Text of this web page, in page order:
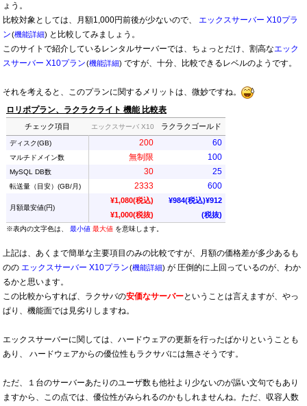
ょう。
比較対象としては、月額1,000円前後が少ないので、 エックスサーバー X10プラ
ン(機能詳細) と比較してみましょう。
このサイトで紹介しているレンタルサーバーでは、ちょっとだけ、割高なエック
スサーバー X10プラン(機能詳細) ですが、十分、比較できるレベルのようです。
それを考えると、このプランに関するメリットは、微妙ですね。
ロリポプラン、ラクラクライト 機能 比較表
チェック項目 エックスサーバ X10 ラクラクゴールド
ディスク(GB) 200 60
マルチドメイン数 無制限 100
MySQL DB数 30 25
転送量（目安）(GB/月) 2333 600
月額最安値(円)
¥1,080(税込)
¥1,000(税抜)
¥984(税込)¥912
(税抜)
※表内の文字色は、 最小値 最大値 を意味します。
上記は、あくまで簡単な主要項目のみの比較ですが、月額の価格差が多少あるも
のの エックスサーバー X10プラン(機能詳細) が 圧倒的に上回っているのが、わか
るかと思います。
この比較からすれば、ラクサバの安価なサーバーということは言えますが、やっ
ぱり、機能面では見劣りしますね。
エックスサーバーに関しては、ハードウェアの更新を行ったばかりということも
あり、 ハードウェアからの優位性もラクサバには無さそうです。
ただ、１台のサーバーあたりのユーザ数も他社より少ないのが謳い文句でもあり
ますから、この点では、優位性がみられるのかもしれませんね。ただ、収容人数